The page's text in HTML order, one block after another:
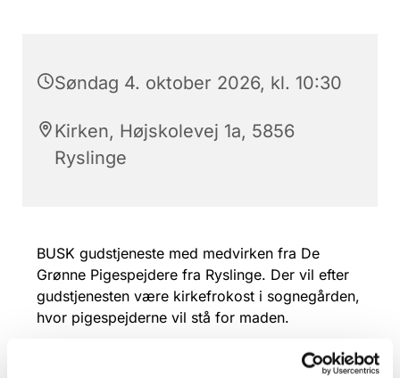
Søndag 4. oktober 2026, kl. 10:30
Kirken, Højskolevej 1a, 5856
Ryslinge
BUSK gudstjeneste med medvirken fra De
Grønne Pigespejdere fra Ryslinge. Der vil efter
gudstjenesten være kirkefrokost i sognegården,
hvor pigespejderne vil stå for maden.